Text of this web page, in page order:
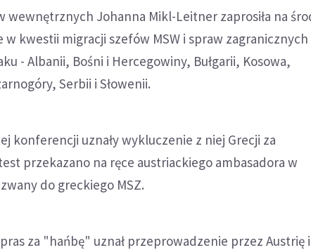
wewnętrznych Johanna Mikl-Leitner zaprosiła na
kwestii migracji szefów MSW i spraw zagranicznych
- Albanii, Bośni i Hercegowiny, Bułgarii, Kosowa,
Serbii i Słowenii.
konferencji uznały wykluczenie z niej Grecji za
przekazano na ręce austriackiego ambasadora w
do greckiego MSZ.
za "hańbę" uznał przeprowadzenie przez Austrię